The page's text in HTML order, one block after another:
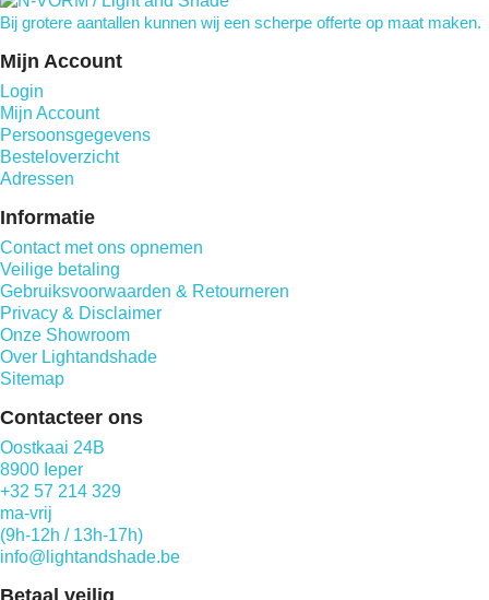
Bij grotere aantallen kunnen wij een scherpe offerte op maat maken.
Mijn Account
Login
Mijn Account
Persoonsgegevens
Besteloverzicht
Adressen
Informatie
Contact met ons opnemen
Veilige betaling
Gebruiksvoorwaarden & Retourneren
Privacy & Disclaimer
Onze Showroom
Over Lightandshade
Sitemap
Contacteer ons
Oostkaai 24B
8900 Ieper
+32 57 214 329
ma-vrij
(9h-12h / 13h-17h)
info@lightandshade.be